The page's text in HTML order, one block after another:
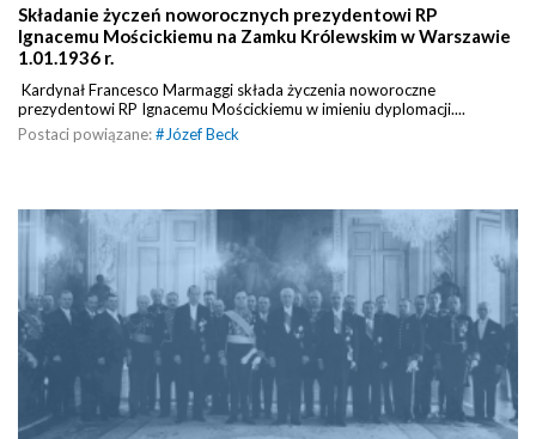
Składanie życzeń noworocznych prezydentowi RP
Ignacemu Mościckiemu na Zamku Królewskim w Warszawie
1.01.1936 r.
Kardynał Francesco Marmaggi składa życzenia noworoczne
prezydentowi RP Ignacemu Mościckiemu w imieniu dyplomacji....
Postaci powiązane:# Józef Beck